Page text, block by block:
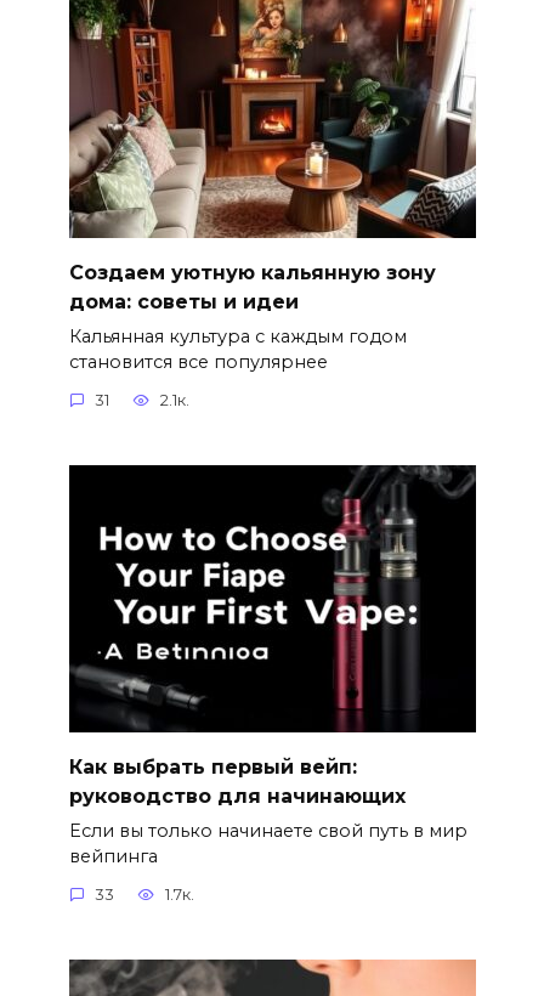
Создаем уютную кальянную зону
дома: советы и идеи
Кальянная культура с каждым годом
становится все популярнее
31 2.1к.
Как выбрать первый вейп:
руководство для начинающих
Если вы только начинаете свой путь в мир
вейпинга
33 1.7к.